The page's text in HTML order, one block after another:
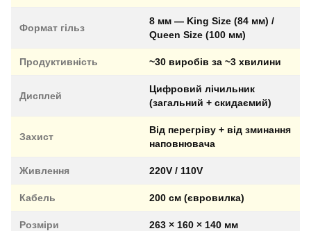
Формат гільз
8 мм — King Size (84 мм) /
Queen Size (100 мм)
Продуктивність ~30 виробів за ~3 хвилини
Дисплей
Цифровий лічильник
(загальний + скидаємий)
Захист
Від перегріву + від зминання
наповнювача
Живлення 220V / 110V
Кабель 200 см (євровилка)
Розміри 263 × 160 × 140 мм